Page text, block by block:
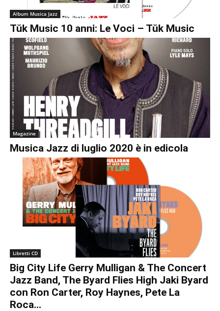
Album Musica Jazz
Tǔk Music 10 anni: Le Voci – Tǔk Music
Magazine
Musica Jazz di luglio 2020 è in edicola
Libretti CD
Big City Life Gerry Mulligan & The Concert
Jazz Band, The Byard Flies High Jaki Byard
con Ron Carter, Roy Haynes, Pete La
Roca...